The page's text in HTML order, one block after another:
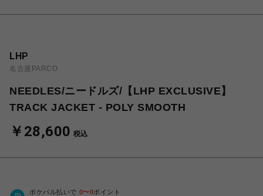
LHP
名古屋PARCO
NEEDLES/ニードルズ/【LHP EXCLUSIVE】
TRACK JACKET - POLY SMOOTH
￥28,600 税込
ポケパル払いで 0〜0ポイント